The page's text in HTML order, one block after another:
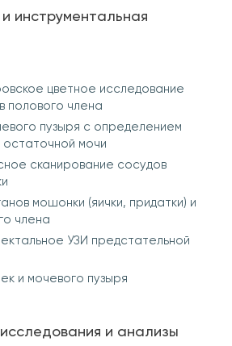
и инструментальная
цветное исследование
полового члена
пузыря с определением
мочи
сканирование сосудов
мошонки (яички, придатки) и
члена
УЗИ предстательной
и мочевого пузыря
и анализы